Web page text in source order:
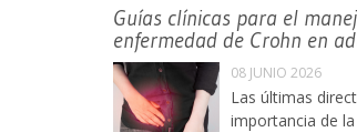
Guías clínicas para el
enfermedad de Crohn en
08 JUNIO 2026
Las últimas
importancia de